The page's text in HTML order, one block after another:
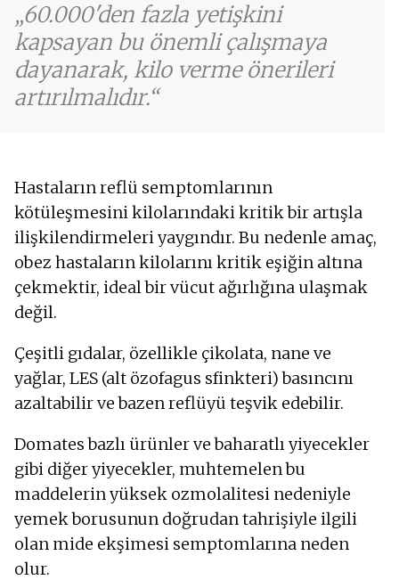
60.000'den fazla yetişkini
kapsayan bu önemli çalışmaya
dayanarak, kilo verme önerileri
artırılmalıdır.
Hastaların reflü semptomlarının
kötüleşmesini kilolarındaki kritik bir artışla
ilişkilendirmeleri yaygındır. Bu nedenle amaç,
obez hastaların kilolarını kritik eşiğin altına
çekmektir, ideal bir vücut ağırlığına ulaşmak
değil.
Çeşitli gıdalar, özellikle çikolata, nane ve
yağlar, LES (alt özofagus sfinkteri) basıncını
azaltabilir ve bazen reflüyü teşvik edebilir.
Domates bazlı ürünler ve baharatlı yiyecekler
gibi diğer yiyecekler, muhtemelen bu
maddelerin yüksek ozmolalitesi nedeniyle
yemek borusunun doğrudan tahrişiyle ilgili
olan mide ekşimesi semptomlarına neden
olur.